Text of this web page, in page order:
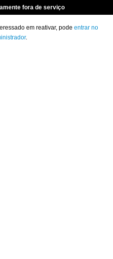
fora de serviço
em reativar, pode entrar no
.